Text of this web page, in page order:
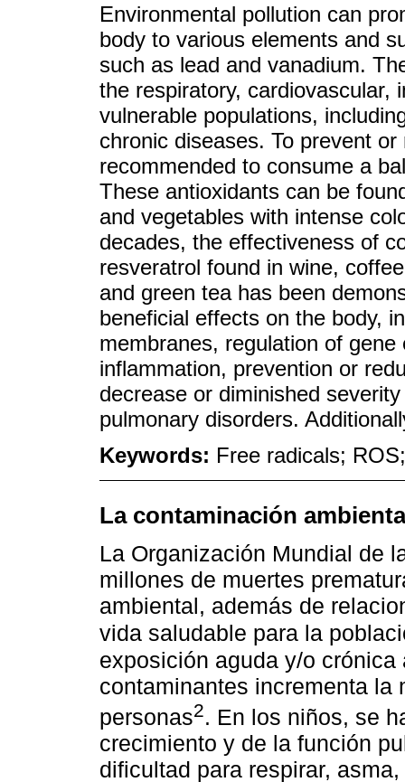
Environmental pollution can
body to various elements and
such as lead and vanadium.
the respiratory, cardiovascular,
vulnerable populations,
chronic diseases. To prevent
recommended to consume a
These antioxidants can be
and vegetables with intense
decades, the effectiveness of
resveratrol found in wine,
and green tea has been
beneficial effects on the body,
membranes, regulation of
inflammation, prevention or
decrease or diminished
pulmonary disorders.
Keywords: Free radicals;
La contaminación
La Organización Mundial de
millones de muertes
ambiental, además de
vida saludable para la
exposición aguda y/o
contaminantes incrementa la
personas2. En los niños, se
crecimiento y de la función
dificultad para respirar,